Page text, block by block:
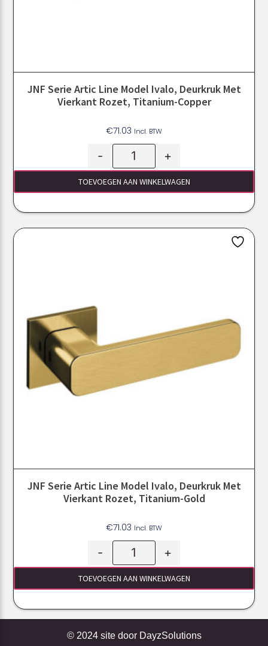
JNF Serie Artic Line Model Ivalo, Deurkruk Met
Vierkant Rozet, Titanium-Copper
€71.03 Incl. BTW
- +
TOEVOEGEN AAN WINKELWAGEN
JNF Serie Artic Line Model Ivalo, Deurkruk Met
Vierkant Rozet, Titanium-Gold
€71.03 Incl. BTW
- +
TOEVOEGEN AAN WINKELWAGEN
© 2024 site door DayzSolutions